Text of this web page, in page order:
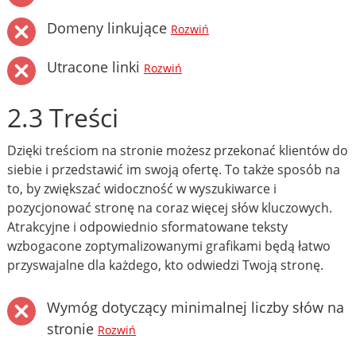
Domeny linkujące Rozwiń
Utracone linki Rozwiń
2.3 Treści
Dzięki treściom na stronie możesz przekonać klientów do
siebie i przedstawić im swoją ofertę. To także sposób na
to, by zwiększać widoczność w wyszukiwarce i
pozycjonować stronę na coraz więcej słów kluczowych.
Atrakcyjne i odpowiednio sformatowane teksty
wzbogacone zoptymalizowanymi grafikami będą łatwo
przyswajalne dla każdego, kto odwiedzi Twoją stronę.
Wymóg dotyczący minimalnej liczby słów na
stronie Rozwiń